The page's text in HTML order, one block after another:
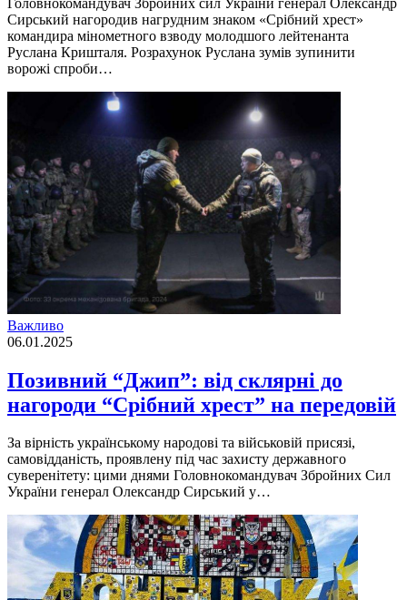
Сирський нагородив нагрудним знаком «Срібний хрест»
командира мінометного взводу молодшого лейтенанта
Руслана Кришталя. Розрахунок Руслана зумів зупинити
ворожі спроби…
Важливо
06.01.2025
Позивний “Джип”: від склярні до
нагороди “Срібний хрест” на передовій
За вірність українському народові та військовій присязі,
самовідданість, проявлену під час захисту державного
суверенітету: цими днями Головнокомандувач Збройних Сил
України генерал Олександр Сирський у…